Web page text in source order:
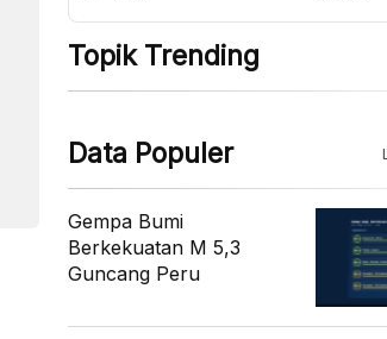
Topik Trending
Data Populer
Gempa Bumi
Berkekuatan M 5,3
Guncang Peru